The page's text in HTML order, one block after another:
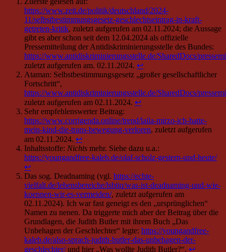
Fortschritt“,
https://www.antidiskriminierungsstelle.de/SharedDocs/
zuletzt aufgerufen am 02.11.2024.↩︎
Sehr empfehlenswerter Beitrag:
https://www.corrigenda.online/trend/laila-mirzo-ich-hatte-
mein-kind-die-trans-bewegung-verloren, zuletzt aufgerufen
am 02.11.2024.↩︎
Inhaltsstoffe:Nichtsmehr. Siehe dazu u.a.:
https://youngandfree-kaleb.de/olaf-scholz-gestern-und-heute/
↩︎
Das sog. Deadnaming (vgl.https://echte-
vielfalt.de/lebensbereiche/lsbtiq/was-ist-deadnaming-und-wie-
koennen-wir-es-vermeiden/, zuletzt aufgerufen am
02.11.2024). Ich war fast geneigt es den „ursprünglichen“
Namen zu nenen. Da triggerte mich aber der Beitrag über die
Grundlagen, die Judith Butler mit ihrem Buch „Das
Unbehagen der Geschlechter“ legte:https://youngandfree-
kaleb.de/also-sprach-judith-butler-das-unbehagen-der-
geschlechter/
Siehe dazu u.a.https://youngandfree-kaleb.de/lesbische-
maenner-mit-weiblichem-penis/;https://youngandfree-
kaleb.de/warum-es-meine-zustimmung-braucht/; Ich soll per
Gesetz nun zustimmen, dass ein biologischer Mann eine
transistierte Frau sein kann. Ich soll die biologische Realität
als Fiktion begreifen und die gedankliche Fiktion als Realität.
Das ist nicht „nichts“.↩︎
Siehehttps://youngandfree-kaleb.de/also-sprach-judith-butler-